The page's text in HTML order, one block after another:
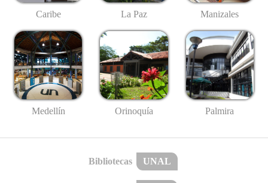
Caribe La Paz Manizales
Medellín Orinoquía Palmira
Bibliotecas UNAL